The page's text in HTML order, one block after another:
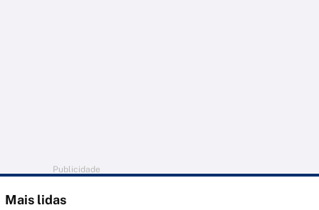
Publicidade
Mais lidas